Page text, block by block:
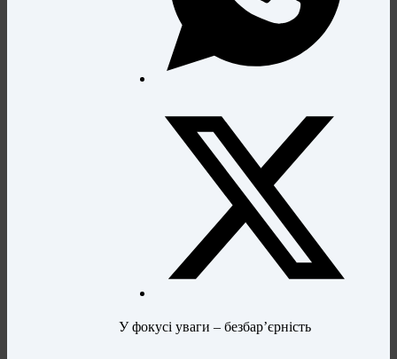
У фокусі уваги – безбар’єрність